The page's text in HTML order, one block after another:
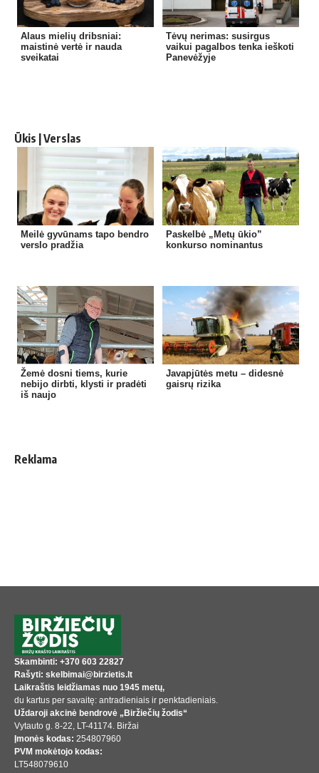
Alaus mielių dribsniai:
maistinė vertė ir nauda
sveikatai
Tėvų nerimas: susirgus
vaikui pagalbos tenka ieškoti
Panevėžyje
Ūkis | Verslas
Meilė gyvūnams tapo bendro
verslo pradžia
Paskelbė „Metų ūkio”
konkurso nominantus
Žemė dosni tiems, kurie
nebijo dirbti, klysti ir pradėti
iš naujo
Javapjūtės metu – didesnė
gaisrų rizika
Reklama
Skambinti: +370 603 22827
Rašyti: skelbimai@birzietis.lt
Laikraštis leidžiamas nuo 1945 metų,
du kartus per savaitę: antradieniais ir penktadieniais.
Uždaroji akcinė bendrovė „Biržiečių žodis“
Vytauto g. 8-22, LT-41174. Biržai
Įmonės kodas: 254807960
PVM mokėtojo kodas:
LT548079610